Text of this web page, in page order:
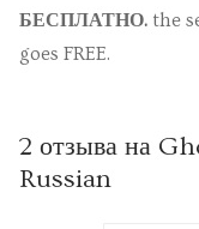
БЕСПЛАТНО. the
goes FREE.
2 отзыва на
Russian